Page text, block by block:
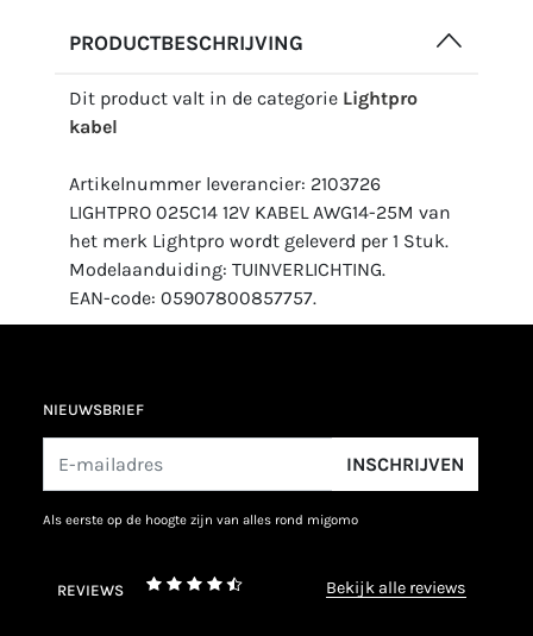
PRODUCTBESCHRIJVING
Dit product valt in de categorie Lightpro
kabel
Artikelnummer leverancier: 2103726
LIGHTPRO 025C14 12V KABEL AWG14-25M van
het merk Lightpro wordt geleverd per 1 Stuk.
Modelaanduiding: TUINVERLICHTING.
EAN-code: 05907800857757.
NIEUWSBRIEF
INSCHRIJVEN
als eerste op de hoogte zijn van alles rond migomo
REVIEWS bekijk alle reviews